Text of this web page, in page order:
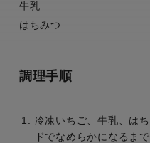
牛乳
はちみつ
調理手順
冷凍いちご、牛乳、は
ドでなめらかになるまで